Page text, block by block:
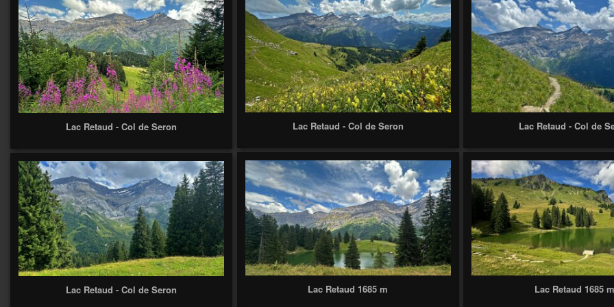
Lac Retaud - Col de Seron Lac Retaud - Col de
Lac Retaud - Col de Seron
Lac Retaud 1685 m Lac Retaud 1685 m
Lac Retaud - Col de Seron